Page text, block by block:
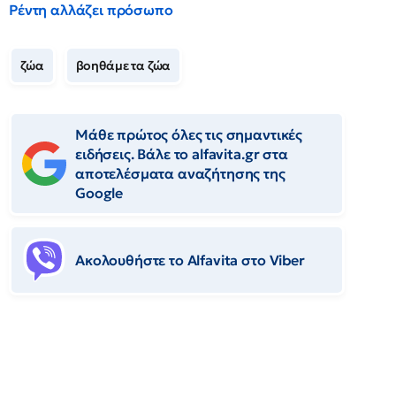
Ρέντη αλλάζει πρόσωπο
ζώα βοηθάμε τα ζώα
Μάθε πρώτος όλες τις σημαντικές
ειδήσεις. Βάλε το alfavita.gr στα
αποτελέσματα αναζήτησης της
Google
Ακολουθήστε το Αlfavita στο Viber